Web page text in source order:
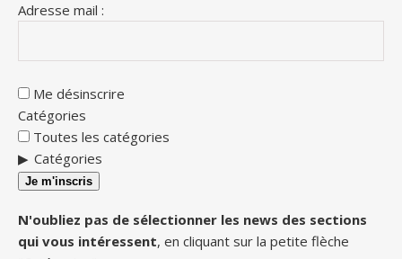
Adresse mail :
Me désinscrire
Catégories
Toutes les catégories
Catégories
Je m'inscris
N'oubliez pas de sélectionner les news des sections
qui vous intéressent, en cliquant sur la petite flèche